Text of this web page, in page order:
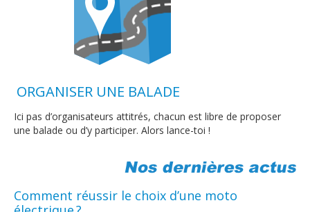
ORGANISER UNE BALADE
Ici pas d’organisateurs attitrés, chacun est libre de proposer
une balade ou d’y participer. Alors lance-toi !
Comment réussir le choix d’une moto